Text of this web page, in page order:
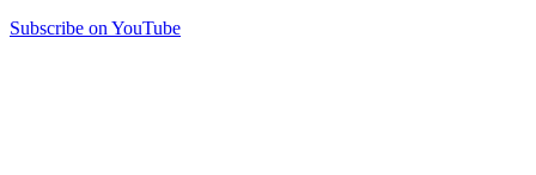
Subscribe on YouTube